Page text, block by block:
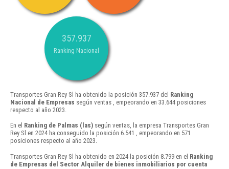
357.937
Ranking Nacional
Transportes Gran Rey Sl ha obtenido la posición 357.937 del Ranking
Nacional de Empresas según ventas , empeorando en 33.644 posiciones
respecto al año 2023.
En el Ranking de Palmas (las) según ventas, la empresa Transportes Gran
Rey Sl en 2024 ha conseguido la posición 6.541 , empeorando en 571
posiciones respecto al año 2023.
Transportes Gran Rey Sl ha obtenido en 2024 la posición 8.799 en el Ranking
de Empresas del Sector Alquiler de bienes inmobiliarios por cuenta